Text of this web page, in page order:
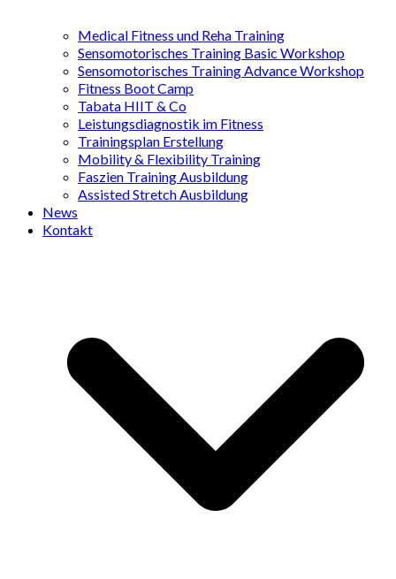
Medical Fitness und Reha Training
Sensomotorisches Training Basic Workshop
Sensomotorisches Training Advance Workshop
Fitness Boot Camp
Tabata HIIT & Co
Leistungsdiagnostik im Fitness
Trainingsplan Erstellung
Mobility & Flexibility Training
Faszien Training Ausbildung
Assisted Stretch Ausbildung
News
Kontakt